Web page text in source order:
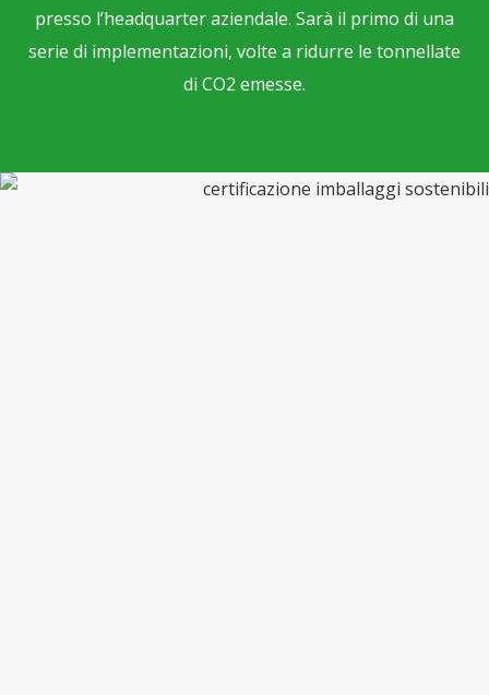
presso l’headquarter aziendale. Sarà il primo di una
serie di implementazioni, volte a ridurre le tonnellate
di CO2 emesse.